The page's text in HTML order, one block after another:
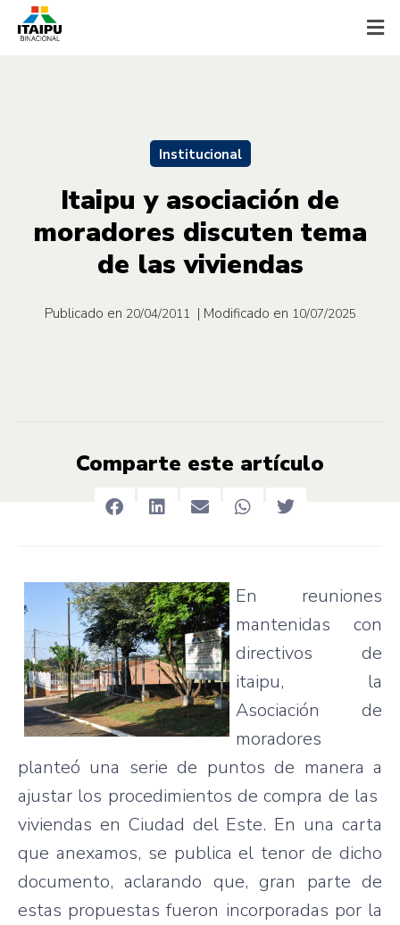
Institucional
Itaipu y asociación de
moradores discuten tema
de las viviendas
Publicado en 20/04/2011 | Modificado en 10/07/2025
Comparte este artículo
En reuniones
mantenidas con
directivos de
itaipu, la
Asociación de
moradores
planteó una serie de puntos de manera a
ajustar los procedimientos de compra de las
viviendas en Ciudad del Este. En una carta
que anexamos, se publica el tenor de dicho
documento, aclarando que, gran parte de
estas propuestas fueron incorporadas por la